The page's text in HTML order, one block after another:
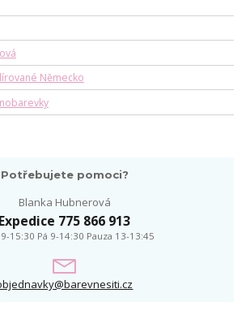
Německo
Potřebujete pomoci?
Blanka Hubnerová
Expedice 775 866 913
15:30 Pá 9-14:30 Pauza 13-13:45